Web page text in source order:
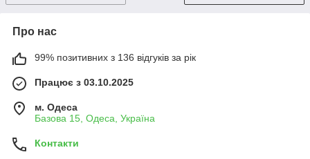
Про нас
99% позитивних з 136 відгуків за рік
Працює з 03.10.2025
м. Одеса
Базова 15, Одеса, Україна
Контакти